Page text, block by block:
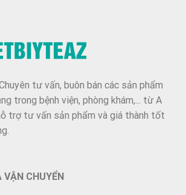
tư vấn, buôn bán các sản phẩm
trong bệnh viện, phòng khám,... từ A
trợ tư vấn sản phẩm và giá thành tốt
CHUYỂN